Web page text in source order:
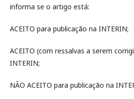
informa se o artigo está:
ACEITO para publicação na INTERIN;
ACEITO (com ressalvas a serem
INTERIN;
NÃO ACEITO para publicação na